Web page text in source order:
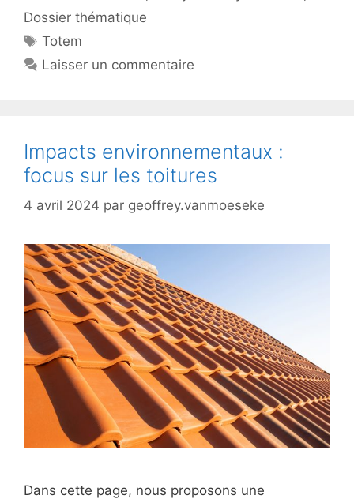
Dossier thématique
Étiquettes
Totem
Laisser un commentaire
Impacts environnementaux :
focus sur les toitures
4 avril 2024 par geoffrey.vanmoeseke
Dans cette page, nous proposons une